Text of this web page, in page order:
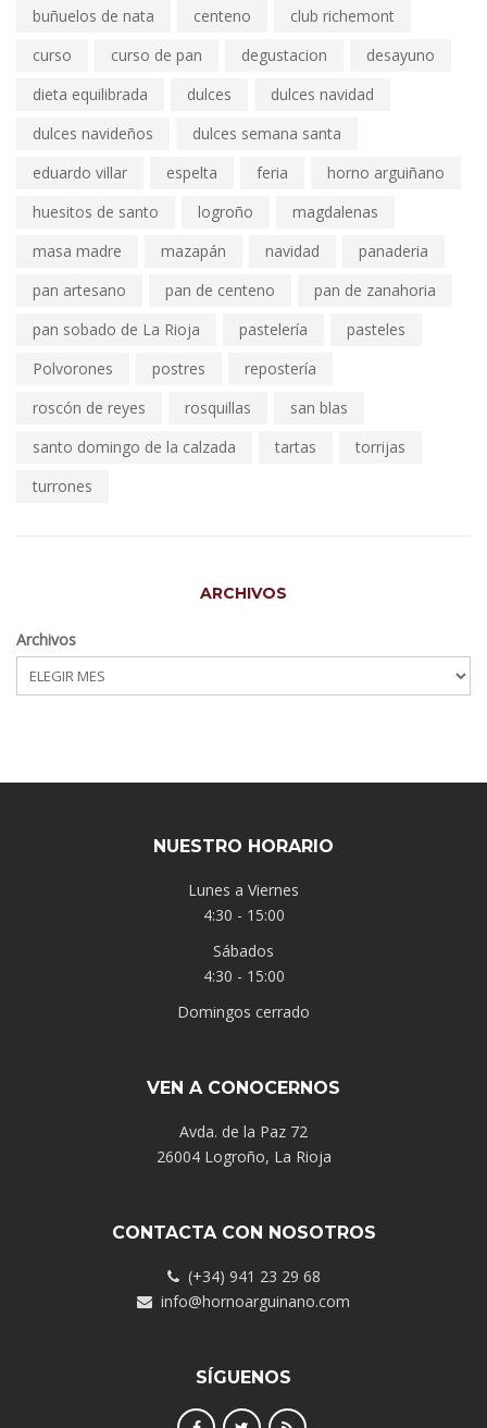
buñuelos de nata
centeno
club richemont
curso
curso de pan degustacion
desayuno
dieta equilibrada
dulces
dulces navidad
dulces navideños
dulces semana santa
eduardo villar
espelta feria
horno arguiñano
huesitos de santo
logroño
magdalenas
masa madre
mazapán navidad
panaderia
pan artesano
pan de centeno
pan de zanahoria
pan sobado de La Rioja
pastelería
pasteles
Polvorones
postres
repostería
roscón de reyes
rosquillas
san blas
santo domingo de la calzada
tartas
torrijas
turrones
ARCHIVOS
Archivos
NUESTRO HORARIO
Lunes a Viernes
4:30 - 15:00
Sábados
4:30 - 15:00
Domingos cerrado
VEN A CONOCERNOS
Avda. de la Paz 72
26004 Logroño, La Rioja
CONTACTA CON NOSOTROS
(+34) 941 23 29 68
info@hornoarguinano.com
SÍGUENOS